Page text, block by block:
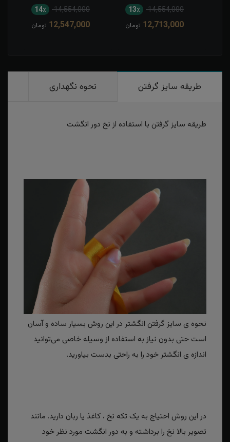
14,554,000 13٪
12,713,000 تومان
14,554,000 14٪
12,547,000 تومان
طریقه سایز گرفتن نحوه نگهداری
طریقه سایز گرفتن با استفاده از نخ دور انگشت
نحوه ی سایز گرفتن انگشتر در این روش بسیار ساده و آسان
است حتی بدون نیاز به استفاده از وسیله خاصی می‌توانید
اندازه ی انگشتر خود را به راحتی بدست بیاورید.
در این روش احتیاج به یک تکه نخ ، کاغذ یا ربان دارید. مانند
تصویر بالا نخ را برداشته و به دور انگشت مورد نظر خود